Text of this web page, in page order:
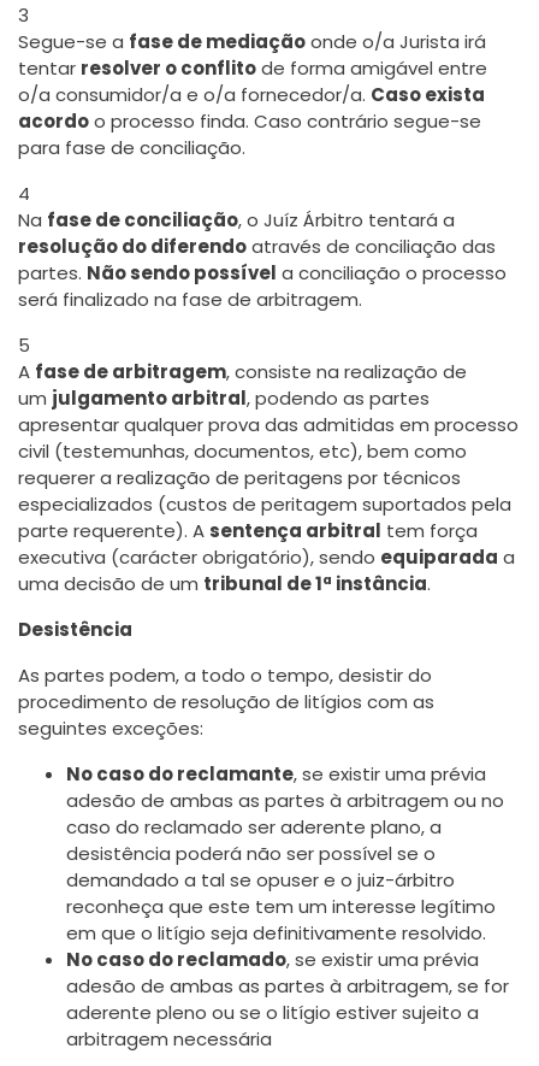
3
Segue-se a fase de mediaçãoonde o/a Jurista irá
tentar resolver o conflitode forma amigável entre
o/a consumidor/a e o/a fornecedor/a. Caso exista
acordoo processo finda. Caso contrário segue-se
para fase de conciliação.
4
Na fase de conciliação, o Juíz Árbitro tentará a
resolução do diferendoatravés de conciliação das
partes. Não sendo possível a conciliação o processo
será finalizado na fase de arbitragem.
5
A fase de arbitragem, consiste na realização de
um julgamento arbitral, podendo as partes
apresentar qualquer prova das admitidas em processo
civil (testemunhas, documentos, etc), bem como
requerer a realização de peritagens por técnicos
especializados (custos de peritagem suportados pela
parte requerente). A sentença arbitral tem força
executiva (carácter obrigatório), sendo equiparada a
uma decisão de um tribunal de 1ª instância.
Desistência
As partes podem, a todo o tempo, desistir do
procedimento de resolução de litígios com as
seguintes exceções:
No caso do reclamante, se existir uma prévia
adesão de ambas as partes à arbitragem ou no
caso do reclamado ser aderente plano, a
desistência poderá não ser possível se o
demandado a tal se opuser e o juiz-árbitro
reconheça que este tem um interesse legítimo
em que o litígio seja definitivamente resolvido.
No caso do reclamado, se existir uma prévia
adesão de ambas as partes à arbitragem, se for
aderente pleno ou se o litígio estiver sujeito a
arbitragem necessária